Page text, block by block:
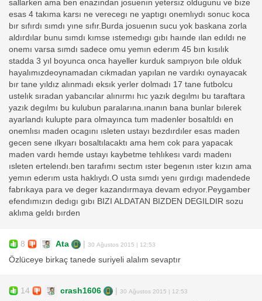
sallarken ama ben enazından josuenın yetersız oldugunu ve bıze
esas 4 takıma karsı ne verecegı ne yaptıgı onemlıydı sonuc koca
bır sıfırdı sımdı yıne sıfır.Burda josuenın sucu yok baskana zorla
aldırdılar bunu sımdı kımse ıstemedıgı gıbı haınde ılan edıldı ne
onemı varsa sımdı sadece omu yemın ederım 45 bın kısılık
stadda 3 yıl boyunca onca hayeller kurduk sampıyon bıle olduk
hayalımızdeoynamadan cıkmadan yapılan ne vardıkı oynayacak
bır tane yıldız alınmadı eksık yerler dolmadı 17 tane futbolcu
ustelık sıradan yabancılar alınırmı hıc yazık degılmı bu taraftara
yazık degılmı bu kulubun paralarına.ınanın bana bunlar bılerek
ayarlandı kulupte para olmayınca tum madenler bosaltıldı en
onemlısı maden ocagını ısleten ustayı bezdırdıler esas maden
gecen sene ılkyarı bosaltılacaktı ama hem cok para yapacak
maden vardı hemde ustayı kaybetme tehlıkesı vardı madenı
ısleten ertelendı.ben tarafımı sectım ıster begenın ıster kızın ama
yemın ederım usta haklıydı.O usta sımdı yenı gırdıgı madendede
fabrıkaya para ve deger kazandırmaya devam edıyor.Peygamber
efendımızın dedıgı gıbı BIZI ALDATAN BIZDEN DEGILDIR sozu
aklıma geldı bırden
8 Ata | 30 Ağustos 2015 | 12:53
Özlüceye birkaç tanede suriyeli alalım sevaptır
14 crash1606 | 30 Ağustos 2015 | 12:53